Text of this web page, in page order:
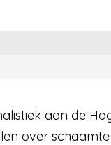
aan de
over